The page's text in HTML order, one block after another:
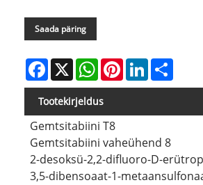
Saada päring
Facebook
X WhatsAppPinterestLinkedIn
Tootekirjeldus
Gemtsitabiini T8
Gemtsitabiini vaheühend 8
2-desoksü-2,2-difluoro-D-
3,5-dibensoaat-1-